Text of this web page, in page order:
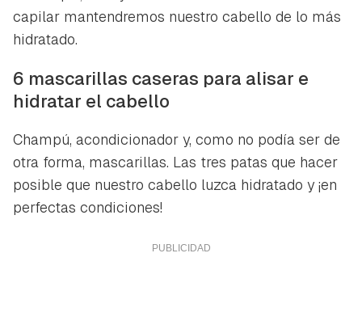
capilar mantendremos nuestro cabello de lo más
hidratado.
6 mascarillas caseras para alisar e
hidratar el cabello
Champú, acondicionador y, como no podía ser de
otra forma, mascarillas. Las tres patas que hacer
posible que nuestro cabello luzca hidratado y ¡en
perfectas condiciones!